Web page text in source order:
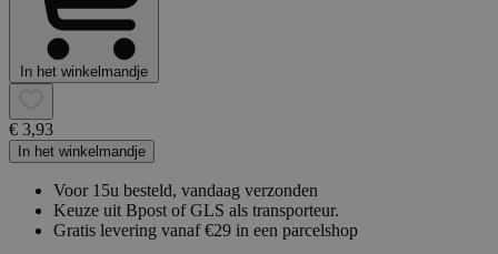
In het winkelmandje
€ 3,93
In het winkelmandje
Voor 15u besteld, vandaag verzonden
Keuze uit Bpost of GLS als transporteur.
Gratis levering vanaf €29 in een parcelshop